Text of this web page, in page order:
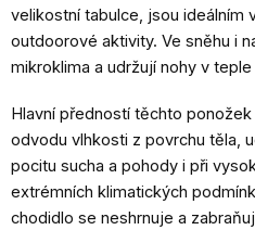
velikostní tabulce, jsou ideálním
outdoorové aktivity. Ve sněhu i
mikroklima a udržují nohy v teple
Hlavní předností těchto
odvodu vlhkosti z povrchu těla,
pocitu sucha a pohody i při
extrémních klimatických
chodidlo se neshrnuje a